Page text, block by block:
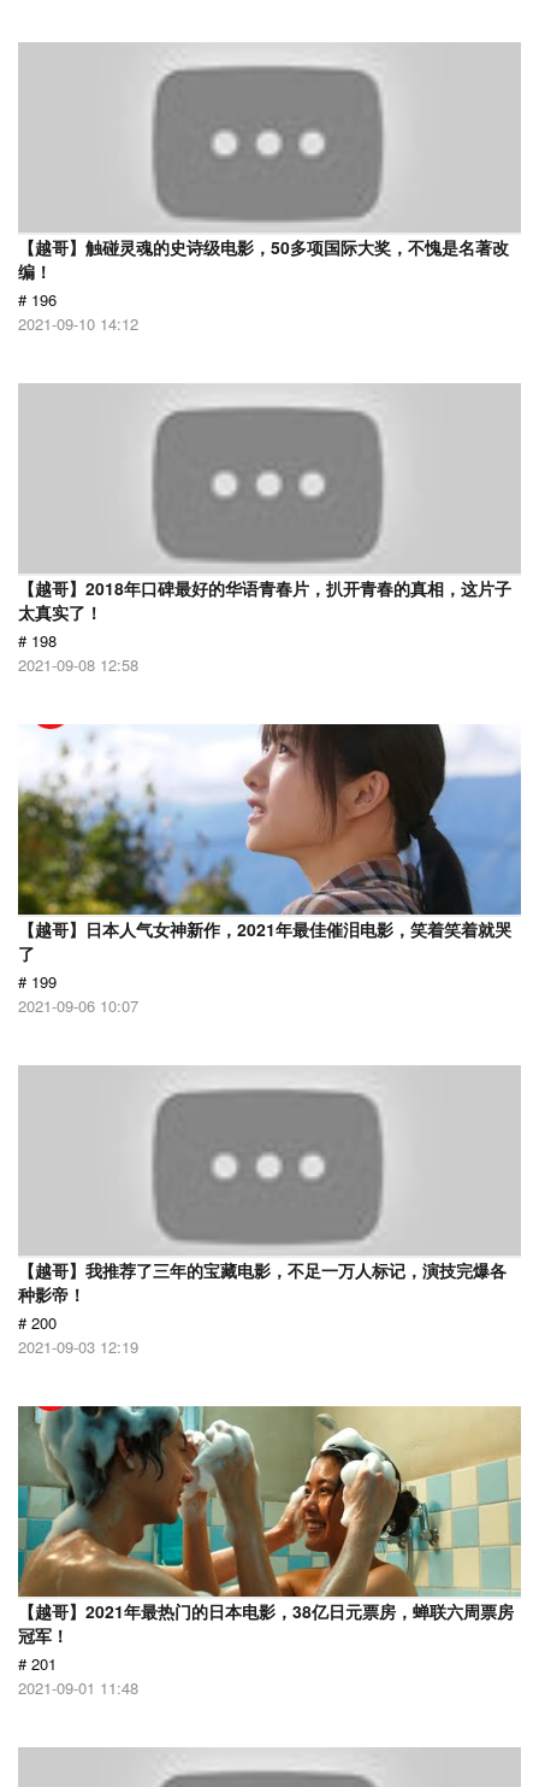
【越哥】触碰灵魂的史诗级电影，50多项国际大奖，不愧是名著改
编！
# 196
2021-09-10 14:12
【越哥】2018年口碑最好的华语青春片，扒开青春的真相，这片子
太真实了！
# 198
2021-09-08 12:58
【越哥】日本人气女神新作，2021年最佳催泪电影，笑着笑着就哭
了
# 199
2021-09-06 10:07
【越哥】我推荐了三年的宝藏电影，不足一万人标记，演技完爆各
种影帝！
# 200
2021-09-03 12:19
【越哥】2021年最热门的日本电影，38亿日元票房，蝉联六周票房
冠军！
# 201
2021-09-01 11:48